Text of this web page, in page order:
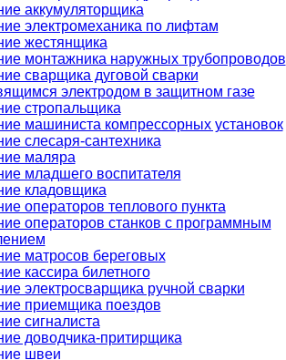
аккумуляторщика
электромеханика по лифтам
жестянщика
монтажника наружных трубопроводов
сварщика дуговой сварки
электродом в защитном газе
стропальщика
машиниста компрессорных установок
слесаря-сантехника
маляра
младшего воспитателя
кладовщика
операторов теплового пункта
операторов станков с программным
матросов береговых
кассира билетного
электросварщика ручной сварки
приемщика поездов
сигналиста
доводчика-притирщика
швеи